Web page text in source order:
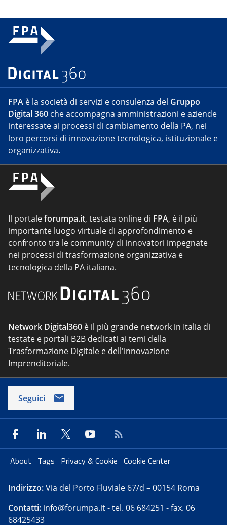
FPA è la società di servizi e consulenza del Gruppo
Digital 360 che accompagna amministrazioni e aziende
interessate ai processi di cambiamento della PA, nei
loro percorsi di innovazione tecnologica, istituzionale e
organizzativa.
Il portaleforumpa.it, testata online di FPA, è il più
importante luogo virtuale di approfondimento e
confronto tra le community di innovatori impegnate
nei processi di trasformazione organizzativa e
tecnologica della PA italiana.
Network Digital360 è il più grande network in Italia di
testate e portali B2B dedicati ai temi della
Trasformazione Digitale e dell'innovazione
Imprenditoriale.
Seguici
About Tags Privacy & Cookie Cookie Center
Indirizzo:Via del Porto Fluviale 67/d – 00154 Roma
Contatti: info@forumpa.it- tel. 06 684251 - fax. 06
68425433